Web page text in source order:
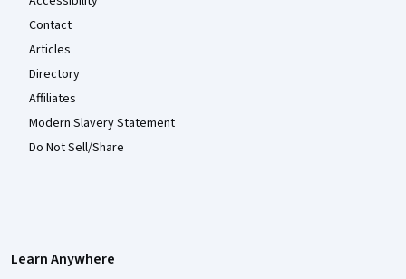
Contact
Articles
Directory
Affiliates
Modern Slavery Statement
Do Not Sell/Share
Learn Anywhere